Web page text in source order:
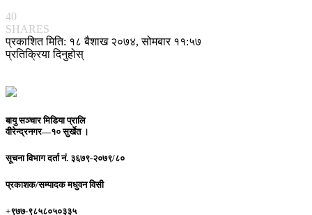
40
SHARES
प्रकाशित मिति: १८ बैशाख २०७४, सोमबार ११:५७
प्रतिक्रिया दिनुहोस्
बायु सञ्चार मिडिया प्रालि
वीरेन्द्रनगर—१० सुर्खेत ।
सूचना विभाग दर्ता नं. ३६७९-२०७९/८०
प्रकाशक/सम्पादकमधुवन विसी
+९७७-९८५८०५०३३५